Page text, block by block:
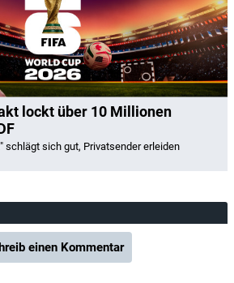
lockt über 10 Millionen
schlägt sich gut, Privatsender erleiden
einen Kommentar